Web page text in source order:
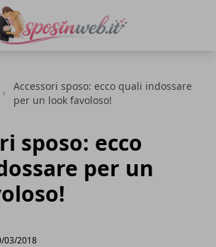
Accessori sposo: ecco quali indossare
per un look favoloso!
sposo: ecco
per un
03/2018